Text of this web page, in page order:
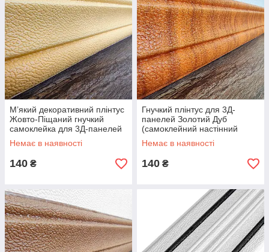
М’який декоративний плінтус
Жовто-Піщаний гнучкий
самоклейка для 3Д-панелей
багет ПВХ 235×8 см SW-
00000066
Немає в наявності
140 ₴
Гнучкий плінтус для 3Д-
панелей Золотий Дуб
(самоклейний настінний
підлоговий ПВХ) 235×8 см
SW-00000075
Немає в наявності
140 ₴